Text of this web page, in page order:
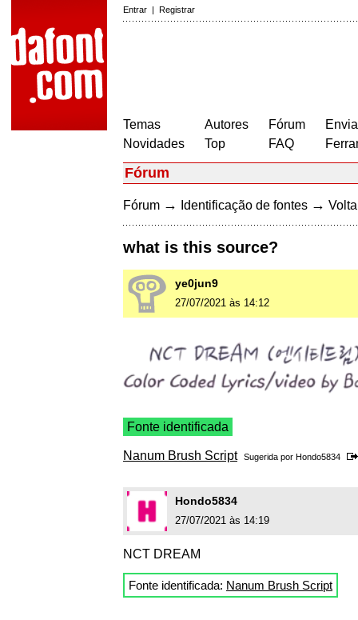
Entrar | Registrar
Temas
Novidades
Autores
Top
Fórum
FAQ
Fórum
Fórum → Identificação de fontes →
what is this source?
ye0jun9
27/07/2021 às 14:12
Fonte identificada
Nanum Brush Script Sugerida por Hondo5834
Hondo5834
27/07/2021 às 14:19
NCT DREAM
Fonte identificada: Nanum Brush Script